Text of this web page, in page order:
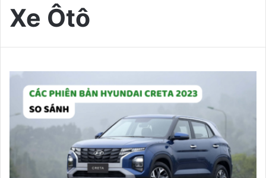
Xe Ôtô